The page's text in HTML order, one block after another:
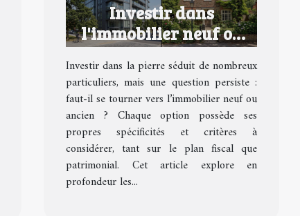
Investir dans
l'immobilier neuf ou
ancien : avantages et
inconvénients
Investir dans la pierre séduit de nombreux
particuliers, mais une question persiste :
faut-il se tourner vers l’immobilier neuf ou
ancien ? Chaque option possède ses
propres spécificités et critères à
considérer, tant sur le plan fiscal que
patrimonial. Cet article explore en
profondeur les...